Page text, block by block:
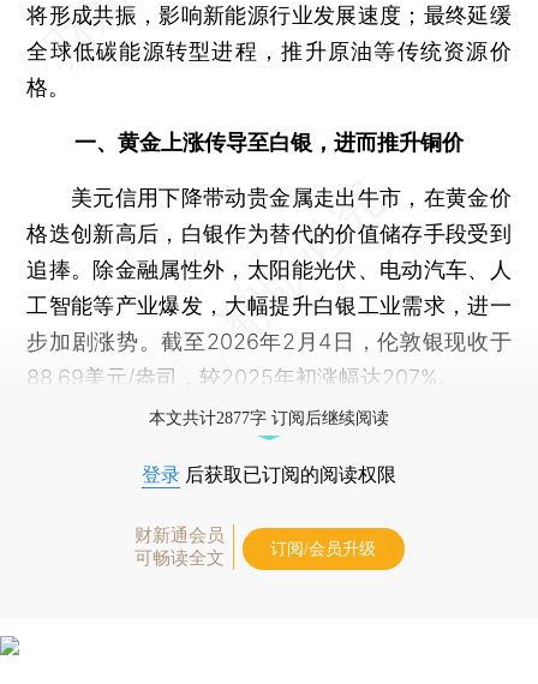
将形成共振，影响新能源行业发展速度；最终延缓
全球低碳能源转型进程，推升原油等传统资源价
格。
一、黄金上涨传导至白银，进而推升铜价
美元信用下降带动贵金属走出牛市，在黄金价
格迭创新高后，白银作为替代的价值储存手段受到
追捧。除金融属性外，太阳能光伏、电动汽车、人
工智能等产业爆发，大幅提升白银工业需求，进一
步加剧涨势。截至2026年2月4日，伦敦银现收于
88.69美元/盎司，较2025年初涨幅达207%。
本文共计2877字 订阅后继续阅读
登录 后获取已订阅的阅读权限
财新通会员
可畅读全文
订阅/会员升级